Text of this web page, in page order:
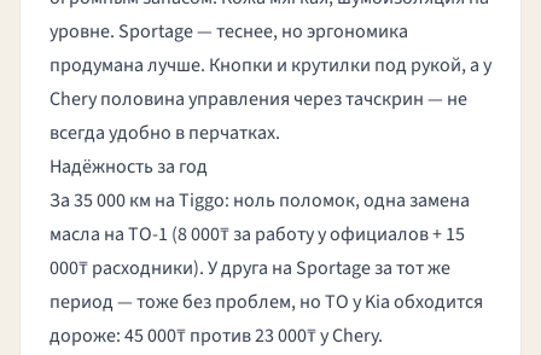
уровне. Sportage — теснее, но эргономика
продумана лучше. Кнопки и крутилки под рукой, а у
Chery половина управления через тачскрин — не
всегда удобно в перчатках.
Надёжность за год
За 35 000 км на Tiggo: ноль поломок, одна замена
масла на ТО-1 (8 000₸ за работу у официалов + 15
000₸ расходники). У друга на Sportage за тот же
период — тоже без проблем, но ТО у Kia обходится
дороже: 45 000₸ против 23 000₸ у Chery.